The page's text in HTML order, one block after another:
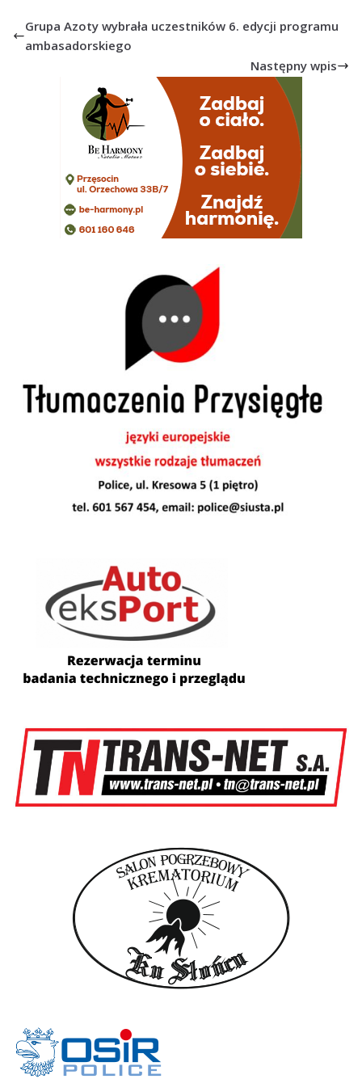
Grupa Azoty wybrała uczestników 6. edycji programu
ambasadorskiego
Następny wpis